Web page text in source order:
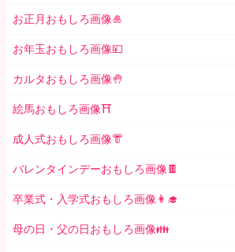
お正月おもしろ画像🎍
お年玉おもしろ画像💴
カルタおもしろ画像🤚
絵馬おもしろ画像⛩
成人式おもしろ画像👘
バレンタインデーおもしろ画像🍫
卒業式・入学式おもしろ画像👩‍🎓
母の日・父の日おもしろ画像👪